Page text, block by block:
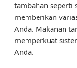
tambahan seperti
memberikan
Anda. Makanan
memperkuat
Anda.